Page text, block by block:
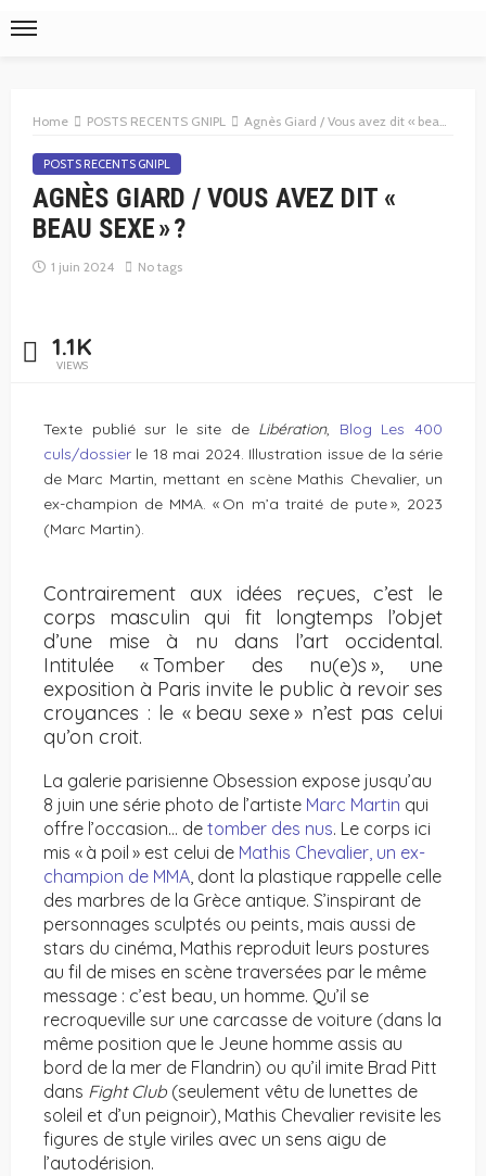
Home POSTS RECENTS GNIPL Agnès Giard / Vous avez dit « beau sexe » ?
POSTS RECENTS GNIPL
AGNÈS GIARD / VOUS AVEZ DIT «
BEAU SEXE » ?
1 juin 2024 No tags
1.1K
VIEWS
Texte publié sur le site de Libération, Blog Les 400
culs/dossier le 18 mai 2024. Illustration issue de la série
de Marc Martin, mettant en scène Mathis Chevalier, un
ex-champion de MMA. « On m’a traité de pute », 2023
(Marc Martin).
Contrairement aux idées reçues, c’est le
corps masculin qui fit longtemps l’objet
d’une mise à nu dans l’art occidental.
Intitulée « Tomber des nu(e)s », une
exposition à Paris invite le public à revoir ses
croyances : le « beau sexe » n’est pas celui
qu’on croit.
La galerie parisienne Obsession expose jusqu’au
8 juin une série photo de l’artiste Marc Martin qui
offre l’occasion… de tomber des nus. Le corps ici
mis « à poil » est celui de Mathis Chevalier, un ex-
champion de MMA, dont la plastique rappelle celle
des marbres de la Grèce antique. S’inspirant de
personnages sculptés ou peints, mais aussi de
stars du cinéma, Mathis reproduit leurs postures
au fil de mises en scène traversées par le même
message : c’est beau, un homme. Qu’il se
recroqueville sur une carcasse de voiture (dans la
même position que le Jeune homme assis au
bord de la mer de Flandrin) ou qu’il imite Brad Pitt
dans Fight Club (seulement vêtu de lunettes de
soleil et d’un peignoir), Mathis Chevalier revisite les
figures de style viriles avec un sens aigu de
l’autodérision.